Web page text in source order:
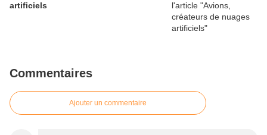
artificiels
Commentaires
Ajouter un commentaire